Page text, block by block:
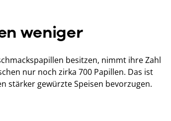
weniger
besitzen, nimmt ihre Zahl
nur noch zirka 700 Papillen. Das ist
stärker gewürzte Speisen bevorzugen.